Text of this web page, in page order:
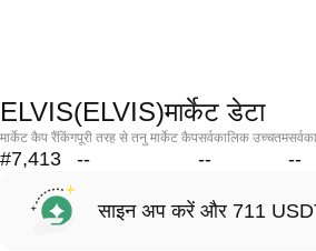
ELVIS(ELVIS)मार्केट डेटा
मार्केट कैप रैंकिंग
#7,413
पूरी तरह से तनु मार्केट कैप
--
सर्वकालिक उच्चतम
-- --
साइन अप करें और 711